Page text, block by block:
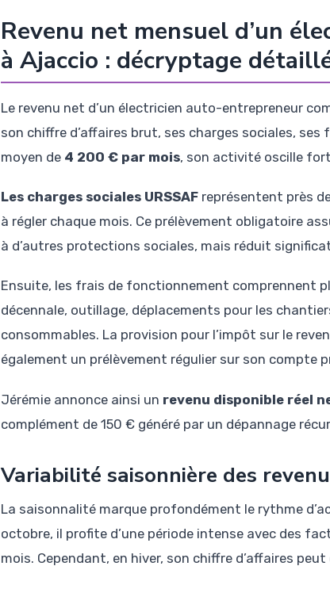
Revenu net mensuel d’un
à Ajaccio : décryptage
Le revenu net d’un électricien auto-entrepreneur
son chiffre d’affaires brut, ses charges sociales,
moyen de 4 200 € par mois, son activité oscille
Les charges sociales URSSAF représentent près
à régler chaque mois. Ce prélèvement obligatoire
à d’autres protections sociales, mais réduit
Ensuite, les frais de fonctionnement comprennent
décennale, outillage, déplacements pour les
consommables. La provision pour l’impôt sur le
également un prélèvement régulier sur son compte
Jérémie annonce ainsi un revenu disponible réel
complément de 150 € généré par un dépannage
Variabilité saisonnière des
La saisonnalité marque profondément le rythme
octobre, il profite d’une période intense avec des
mois. Cependant, en hiver, son chiffre d’affaires